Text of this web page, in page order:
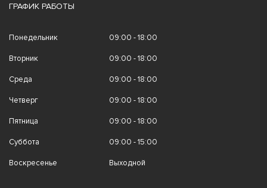
ГРАФИК РАБОТЫ
Понедельник 09:00 - 18:00
Вторник 09:00 - 18:00
Среда 09:00 - 18:00
Четверг 09:00 - 18:00
Пятница 09:00 - 18:00
Суббота 09:00 - 15:00
Воскресенье Выходной